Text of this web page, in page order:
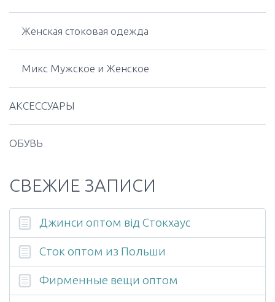
Женская стоковая одежда
Микс Мужское и Женское
АКСЕССУАРЫ
ОБУВЬ
СВЕЖИЕ ЗАПИСИ
Джинси оптом від Стокхаус
Сток оптом из Польши
Фирменные вещи оптом